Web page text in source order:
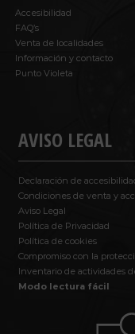
Accesibilidad
FAQ’s
Venta de localidades
Información y contacto
Punto Violeta
AVISO LEGAL
Declaración de
Condiciones de venta y
Aviso Legal
Política de Privacidad
Política de cookies
Compromiso con la
Inventario de actividades
Modo lectura fácil